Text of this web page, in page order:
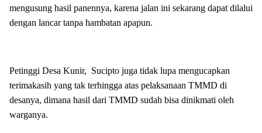
mengusung hasil panennya, karena jalan ini sekarang dapat dilalui
dengan lancar tanpa hambatan apapun.
Petinggi Desa Kunir, Sucipto juga tidak lupa mengucapkan
terimakasih yang tak terhingga atas pelaksanaan TMMD di
desanya, dimana hasil dari TMMD sudah bisa dinikmati oleh
warganya.